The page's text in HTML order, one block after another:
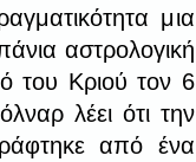
μια
αστρολογική
του Κριού τον 6
λέει ότι την
από ένα